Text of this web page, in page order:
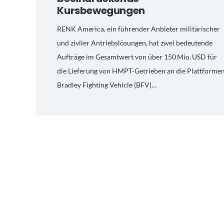
Kursbewegungen
RENK America, ein führender Anbieter militärischer
und ziviler Antriebslösungen, hat zwei bedeutende
Aufträge im Gesamtwert von über 150 Mio. USD für
die Lieferung von HMPT-Getrieben an die
Bradley Fighting Vehicle (BFV)…